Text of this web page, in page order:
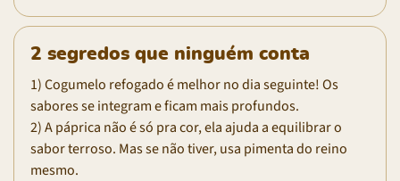
2 segredos que ninguém conta
1) Cogumelo refogado é melhor no dia seguinte! Os
sabores se integram e ficam mais profundos.
2) A páprica não é só pra cor, ela ajuda a equilibrar o
sabor terroso. Mas se não tiver, usa pimenta do reino
mesmo.